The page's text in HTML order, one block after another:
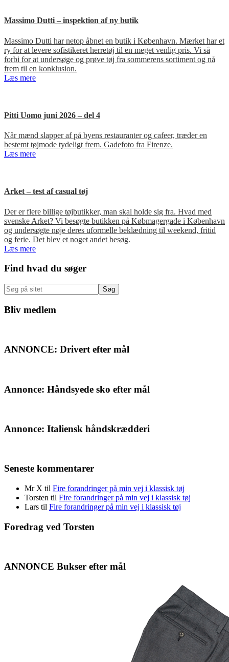
Massimo Dutti – inspektion af ny butik
Massimo Dutti har netop åbnet en butik i København. Mærket har et
ry for at levere sofistikeret herretøj til en meget venlig pris. Vi så
forbi for at undersøge og prøve tøj fra sommerens sortiment og nå
frem til en konklusion.
Læs mere
Pitti Uomo juni 2026 – del 4
Når mænd slapper af på byens restauranter og cafeer, træder en
bestemt tøjmode tydeligt frem. Gadefoto fra Firenze.
Læs mere
Arket – test af casual tøj
Der er flere billige tøjbutikker, man skal holde sig fra. Hvad med
svenske Arket? Vi besøgte butikken på Købmagergade i København
og undersøgte nøje deres uformelle beklædning til weekend, fritid
og ferie. Det blev et noget andet besøg.
Læs mere
Primær
Sidebar
Find hvad du søger
Søg
på
sitet
Bliv medlem
ANNONCE: Drivert efter mål
Annonce: Håndsyede sko efter mål
Annonce: Italiensk håndskrædderi
Seneste kommentarer
Mr X til Fire forandringer på min vej i klassisk tøj
Torsten til Fire forandringer på min vej i klassisk tøj
Lars til Fire forandringer på min vej i klassisk tøj
Foredrag ved Torsten
ANNONCE Bukser efter mål